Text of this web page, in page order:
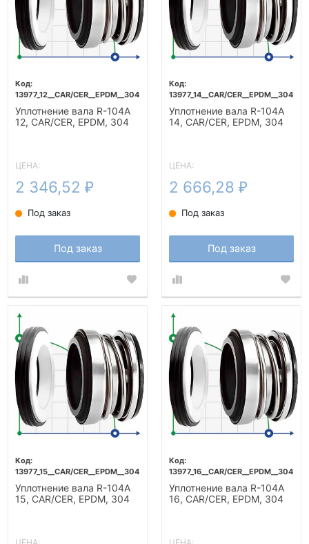
13977_12__CAR/CER__EPDM__304
Уплотнение вала R-104A
12, CAR/CER, EPDM, 304
ЦЕНА:
2 346,52 ₽
Под заказ
Под заказ
13977_14__CAR/CER__EPDM__304
Уплотнение вала R-104A
14, CAR/CER, EPDM, 304
ЦЕНА:
2 666,28 ₽
Под заказ
Под заказ
13977_15__CAR/CER__EPDM__304
Уплотнение вала R-104A
15, CAR/CER, EPDM, 304
13977_16__CAR/CER__EPDM__304
Уплотнение вала R-104A
16, CAR/CER, EPDM, 304